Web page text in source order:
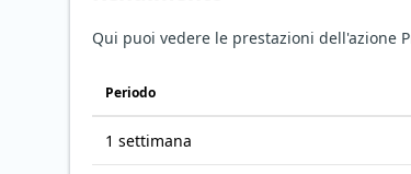
Qui puoi vedere le prestazioni dell'azione
Periodo
1 settimana